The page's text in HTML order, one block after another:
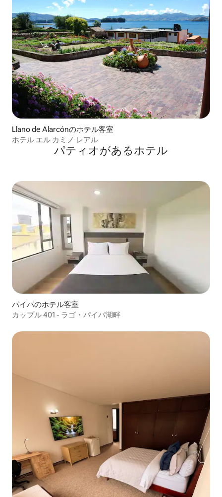
Llano de Alarcónのホテル客室
ホテル エル カミノ レアル
パティオがあるホ⁠テ⁠ル
パイパのホテル客室
カップル 401 - ラゴ・パイパ湖畔